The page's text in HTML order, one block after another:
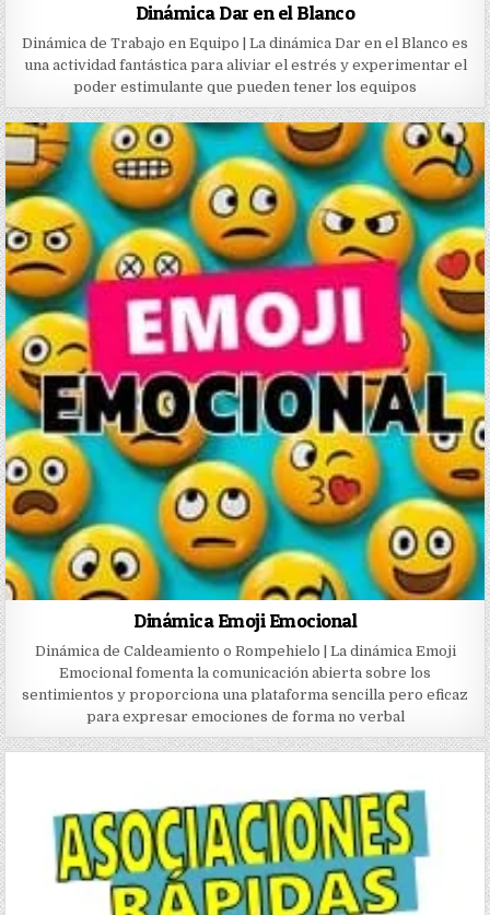
Dinámica Dar en el Blanco
Dinámica de Trabajo en Equipo | La dinámica Dar en el Blanco es
una actividad fantástica para aliviar el estrés y experimentar el
poder estimulante que pueden tener los equipos
Dinámica Emoji Emocional
Dinámica de Caldeamiento o Rompehielo | La dinámica Emoji
Emocional fomenta la comunicación abierta sobre los
sentimientos y proporciona una plataforma sencilla pero eficaz
para expresar emociones de forma no verbal